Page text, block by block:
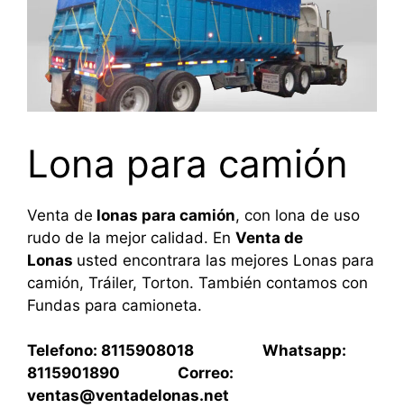
Lona para camión
Venta de lonas para camión, con lona de uso
rudo de la mejor calidad. En Venta de
Lonas usted encontrara las mejores Lonas para
camión, Tráiler, Torton. También contamos con
Fundas para camioneta.
Telefono: 8115908018 Whatsapp:
8115901890 Correo:
ventas@ventadelonas.net